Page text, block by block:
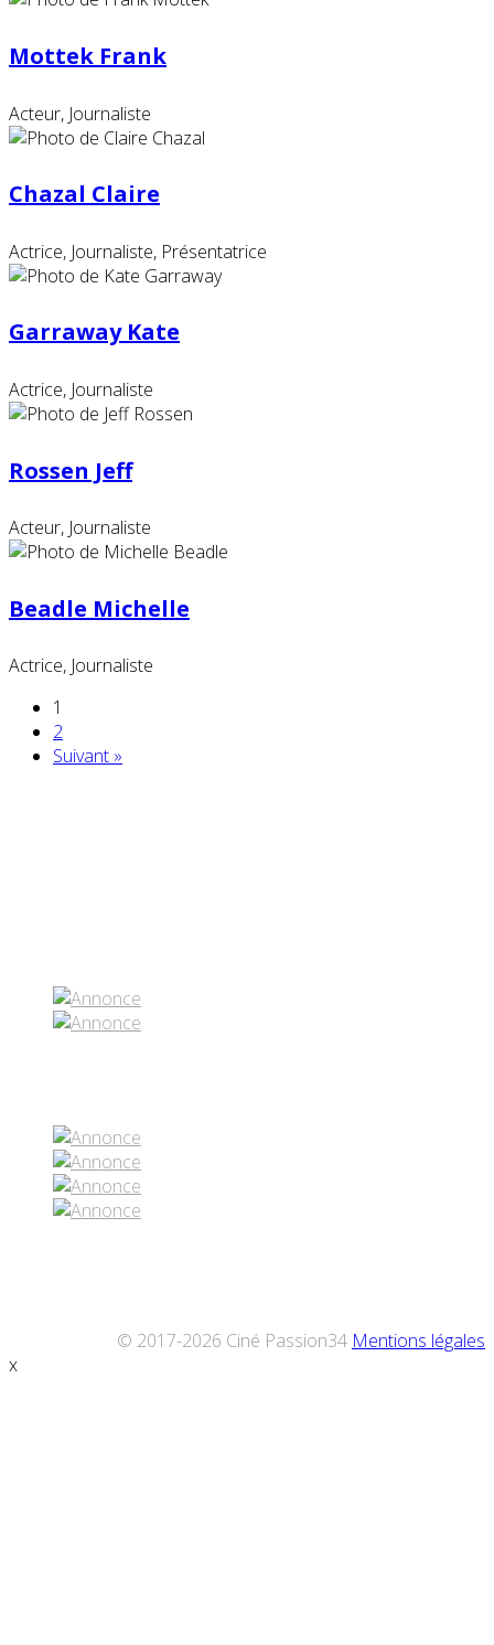
Mottek Frank
Acteur, Journaliste
Chazal Claire
Actrice, Journaliste, Présentatrice
Garraway Kate
Actrice, Journaliste
Rossen Jeff
Acteur, Journaliste
Beadle Michelle
Actrice, Journaliste
1
2
Suivant »
© 2017-2026 Ciné Passion34 Mentions légales
x